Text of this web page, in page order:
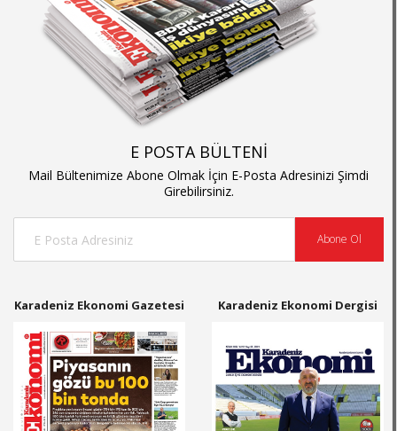
E POSTA BÜLTENİ
Mail Bültenimize Abone Olmak İçin E-Posta Adresinizi Şimdi
Girebilirsiniz.
Abone Ol
Karadeniz Ekonomi Gazetesi Karadeniz Ekonomi Dergisi